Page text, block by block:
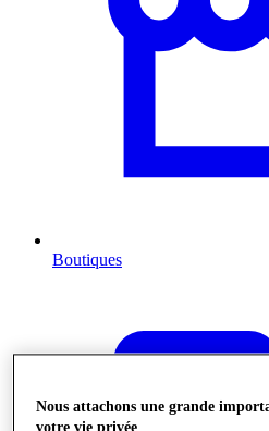
Boutiques
Nous attachons une grande
votre vie privée